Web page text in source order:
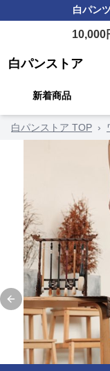
白パンツ
10,000
白パンストア
新着商品
白パンストア TOP ›
Previous slide